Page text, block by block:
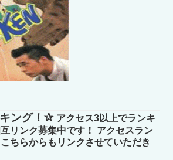
ング！✰ アクセス3以上でランキ
リンク募集中です！ アクセスラン
ちらからもリンクさせていただき